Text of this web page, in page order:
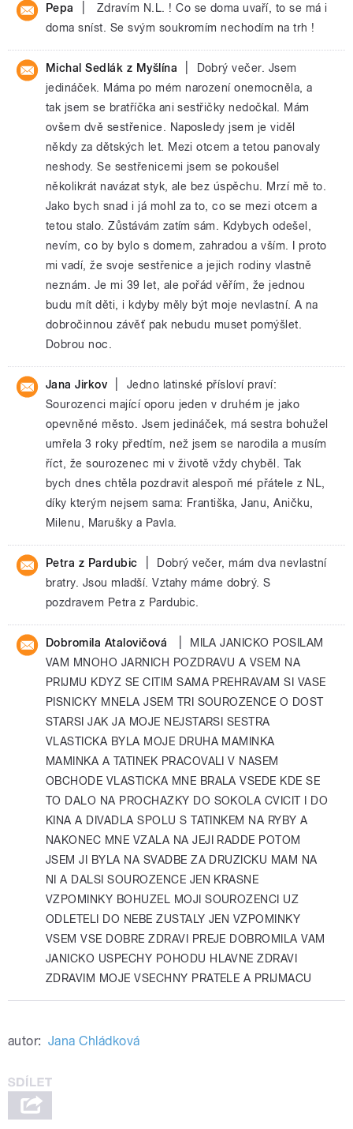
Pepa
Zdravím N.L. ! Co se doma uvaří, to se má i
doma sníst. Se svým soukromím nechodím na trh !
Michal Sedlák z Myšlína
Dobrý večer. Jsem
jedináček. Máma po mém narození onemocněla, a
tak jsem se bratříčka ani sestřičky nedočkal. Mám
ovšem dvě sestřenice. Naposledy jsem je viděl
někdy za dětských let. Mezi otcem a tetou panovaly
neshody. Se sestřenicemi jsem se pokoušel
několikrát navázat styk, ale bez úspěchu. Mrzí mě to.
Jako bych snad i já mohl za to, co se mezi otcem a
tetou stalo. Zůstávám zatím sám. Kdybych odešel,
nevím, co by bylo s domem, zahradou a vším. I proto
mi vadí, že svoje sestřenice a jejich rodiny vlastně
neznám. Je mi 39 let, ale pořád věřím, že jednou
budu mít děti, i kdyby měly být moje nevlastní. A na
dobročinnou závěť pak nebudu muset pomýšlet.
Dobrou noc.
Jana Jirkov
Jedno latinské přísloví praví:
Sourozenci mající oporu jeden v druhém je jako
opevněné město. Jsem jedináček, má sestra bohužel
umřela 3 roky předtím, než jsem se narodila a musím
říct, že sourozenec mi v životě vždy chyběl. Tak
bych dnes chtěla pozdravit alespoň mé přátele z NL,
díky kterým nejsem sama: Františka, Janu, Aničku,
Milenu, Marušky a Pavla.
Petra z Pardubic
Dobrý večer, mám dva nevlastní
bratry. Jsou mladší. Vztahy máme dobrý. S
pozdravem Petra z Pardubic.
Dobromila Atalovičová
MILA JANICKO POSILAM
VAM MNOHO JARNICH POZDRAVU A VSEM NA
PRIJMU KDYZ SE CITIM SAMA PREHRAVAM SI VASE
PISNICKY MNELA JSEM TRI SOUROZENCE O DOST
STARSI JAK JA MOJE NEJSTARSI SESTRA
VLASTICKA BYLA MOJE DRUHA MAMINKA
MAMINKA A TATINEK PRACOVALI V NASEM
OBCHODE VLASTICKA MNE BRALA VSEDE KDE SE
TO DALO NA PROCHAZKY DO SOKOLA CVICIT I DO
KINA A DIVADLA SPOLU S TATINKEM NA RYBY A
NAKONEC MNE VZALA NA JEJI RADDE POTOM
JSEM JI BYLA NA SVADBE ZA DRUZICKU MAM NA
NI A DALSI SOUROZENCE JEN KRASNE
VZPOMINKY BOHUZEL MOJI SOUROZENCI UZ
ODLETELI DO NEBE ZUSTALY JEN VZPOMINKY
VSEM VSE DOBRE ZDRAVI PREJE DOBROMILA VAM
JANICKO USPECHY POHODU HLAVNE ZDRAVI
ZDRAVIM MOJE VSECHNY PRATELE A PRIJMACU
autor: Jana Chládková